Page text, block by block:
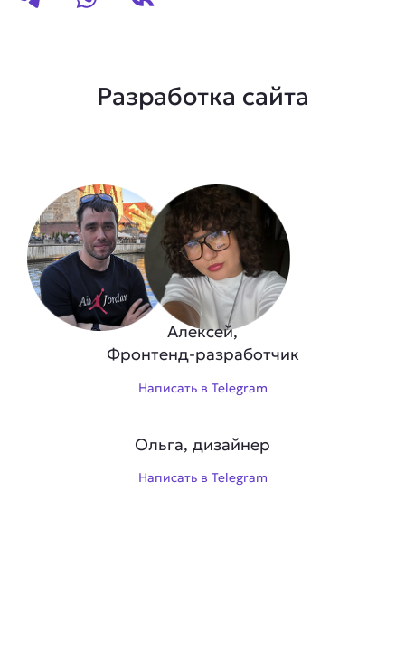
Разработка сайта
Алексей,
Фронтенд-разработчик
Написать в Telegram
Ольга, дизайнер
Написать в Telegram